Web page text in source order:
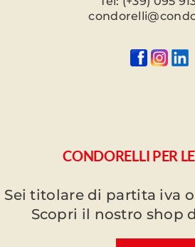
CONDORELLI PER
Sei titolare di partita iva
Scopri il nostro shop